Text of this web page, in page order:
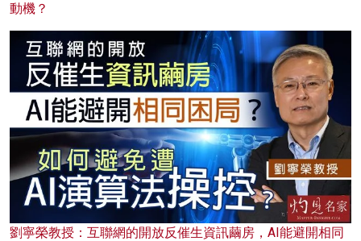
動機？
劉寧榮教授：互聯網的開放反催生資訊繭房，AI能避開相同